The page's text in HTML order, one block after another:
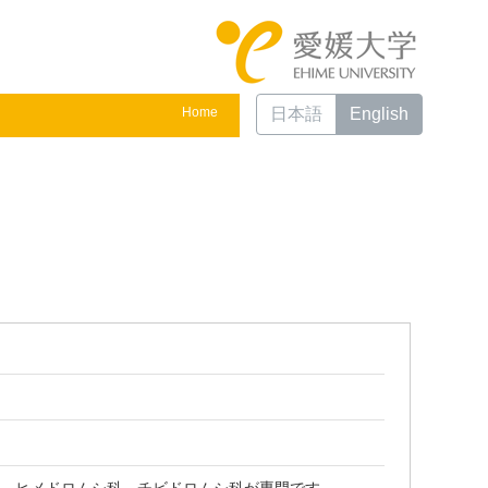
Home 日本語 English